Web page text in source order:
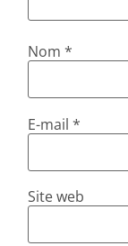
Nom*
E-mail*
Site web